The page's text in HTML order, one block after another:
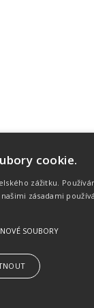
na
Kalendář akcí
cookie.
zážitku.
zásadami
SOUBORY